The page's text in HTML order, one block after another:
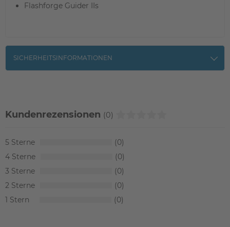
Flashforge Guider IIs
SICHERHEITSINFORMATIONEN
Kundenrezensionen (0)
5
0
4
0
3
0
2
0
1
0